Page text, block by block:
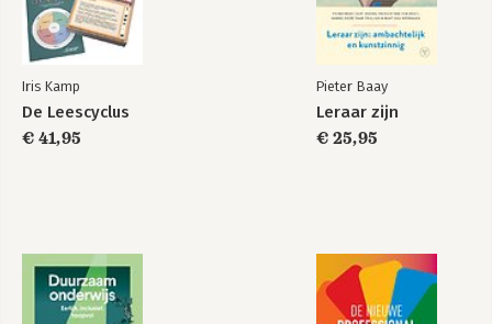
10 Wijsgerig-pedagogische achtergronden van het onderwijs
165
Jan Dirk Imelman
11 Epiloog 209
Dankwoord
Iris Kamp
De Leescyclus
€ 41,95
Pieter Baay
Leraar zijn
€ 25,95